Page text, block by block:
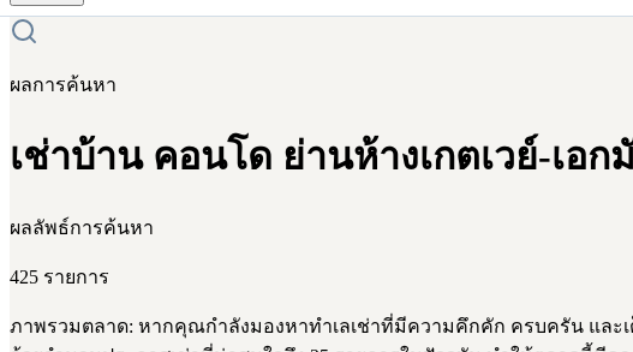
ผลการค้นหา
เช่าบ้าน คอนโด ย่านห้างเกตเวย์-เอก
ผลลัพธ์การค้นหา
425 รายการ
ภาพรวมตลาด: หากคุณกำลังมองหาทำเลเช่าที่มีความคึกคัก ครบครัน และ